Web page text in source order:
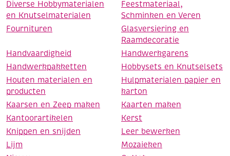
Diverse Hobbymaterialen
en Knutselmaterialen
Feestmateriaal,
Schminken en Veren
Fournituren
Glasversiering en
Raamdecoratie
Handvaardigheid
Handwerkgarens
Handwerkpakketten
Hobbysets en Knutselsets
Houten materialen en
producten
Hulpmaterialen papier en
karton
Kaarsen en Zeep maken
Kaarten maken
Kantoorartikelen
Kerst
Knippen en snijden
Leer bewerken
Lijm
Mozaieken